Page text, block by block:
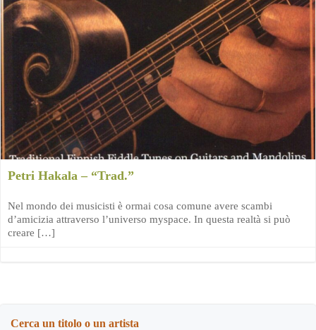
Petri Hakala – “Trad.”
Nel mondo dei musicisti è ormai cosa comune avere scambi
d’amicizia attraverso l’universo myspace. In questa realtà si può
creare […]
Cerca un titolo o un artista